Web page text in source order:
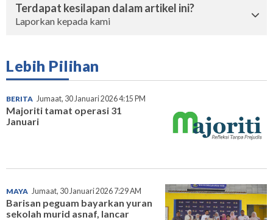
Terdapat kesilapan dalam artikel ini?
Laporkan kepada kami
Lebih Pilihan
BERITA Jumaat, 30 Januari 2026 4:15 PM
Majoriti tamat operasi 31
Januari
MAYA Jumaat, 30 Januari 2026 7:29 AM
Barisan peguam bayarkan yuran
sekolah murid asnaf, lancar